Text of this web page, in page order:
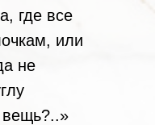
где все
или
не